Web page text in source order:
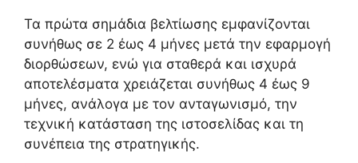
Τα πρώτα σημάδια βελτίωσης εμφανίζονται
συνήθως σε 2 έως 4 μήνες μετά την εφαρμογή
διορθώσεων, ενώ για σταθερά και ισχυρά
αποτελέσματα χρειάζεται συνήθως 4 έως 9
μήνες, ανάλογα με τον ανταγωνισμό, την
τεχνική κατάσταση της ιστοσελίδας και τη
συνέπεια της στρατηγικής.